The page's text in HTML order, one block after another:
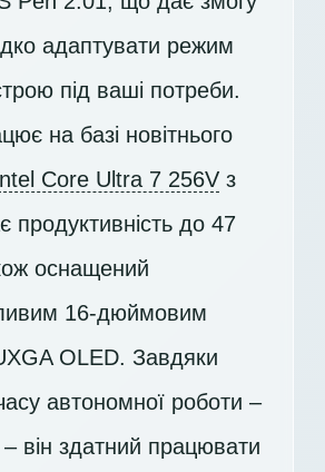
адаптувати режим
під ваші потреби.
на базі новітнього
Core Ultra 7 256V з
продуктивність до 47
оснащений
16-дюймовим
OLED. Завдяки
автономної роботи –
він здатний працювати